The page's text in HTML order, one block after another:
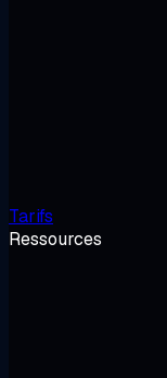
Tarifs
Ressources